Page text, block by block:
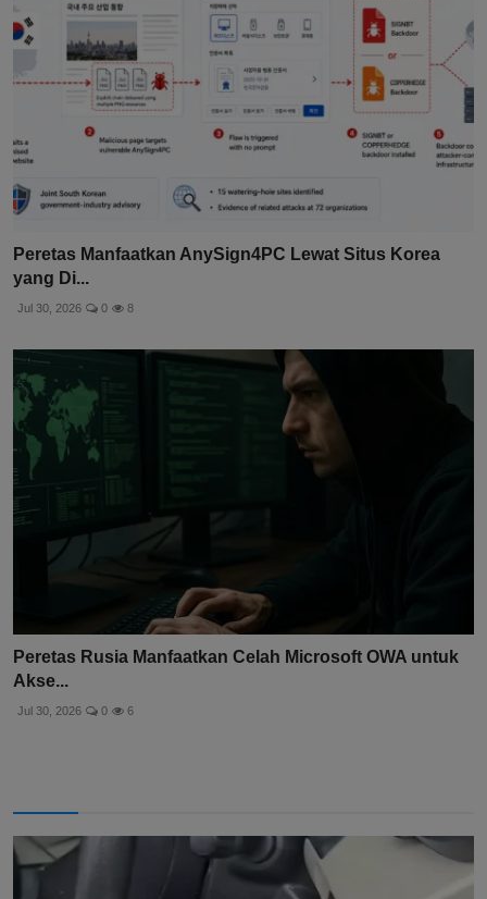
Peretas Manfaatkan AnySign4PC Lewat Situs Korea
yang Di...
Jul 30, 2026 0 8
Peretas Rusia Manfaatkan Celah Microsoft OWA untuk
Akse...
Jul 30, 2026 0 6